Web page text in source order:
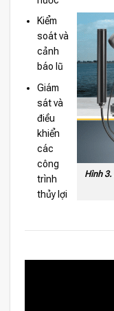
Kiểm
soát và
cảnh
báo lũ
Giám
sát và
điều
khiển
các
công
trình
thủy lợi
Hình 3.